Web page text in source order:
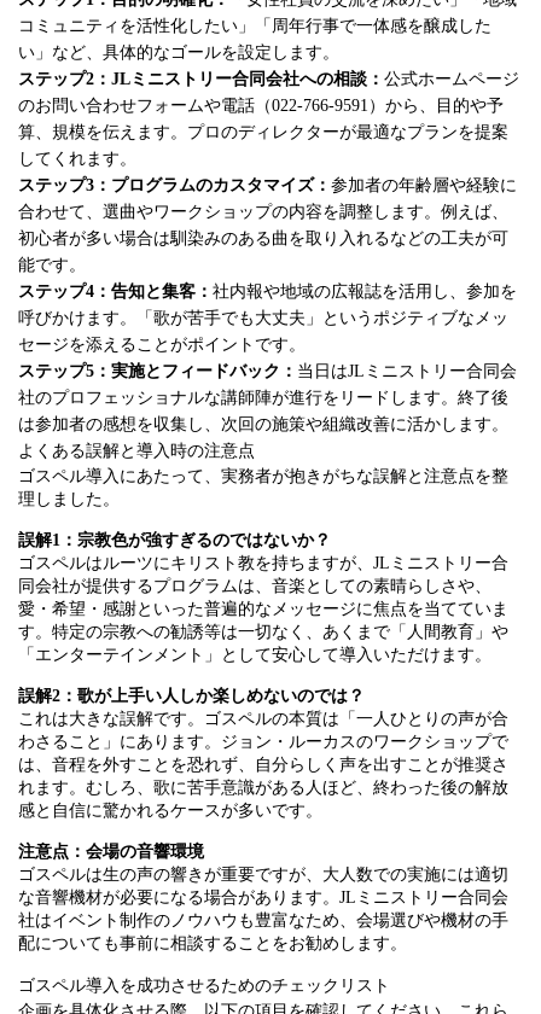
コミュニティを活性化したい」「周年行事で一体感を醸成した
い」など、具体的なゴールを設定します。
ステップ2：JLミニストリー合同会社への相談： 公式ホームページ
のお問い合わせフォームや電話（022-766-9591）から、目的や予
算、規模を伝えます。プロのディレクターが最適なプランを提案
してくれます。
ステップ3：プログラムのカスタマイズ： 参加者の年齢層や経験に
合わせて、選曲やワークショップの内容を調整します。例えば、
初心者が多い場合は馴染みのある曲を取り入れるなどの工夫が可
能です。
ステップ4：告知と集客： 社内報や地域の広報誌を活用し、参加を
呼びかけます。「歌が苦手でも大丈夫」というポジティブなメッ
セージを添えることがポイントです。
ステップ5：実施とフィードバック： 当日はJLミニストリー合同会
社のプロフェッショナルな講師陣が進行をリードします。終了後
は参加者の感想を収集し、次回の施策や組織改善に活かします。
よくある誤解と導入時の注意点
ゴスペル導入にあたって、実務者が抱きがちな誤解と注意点を整
理しました。
誤解1：宗教色が強すぎるのではないか？
ゴスペルはルーツにキリスト教を持ちますが、JLミニストリー合
同会社が提供するプログラムは、音楽としての素晴らしさや、
愛・希望・感謝といった普遍的なメッセージに焦点を当てていま
す。特定の宗教への勧誘等は一切なく、あくまで「人間教育」や
「エンターテインメント」として安心して導入いただけます。
誤解2：歌が上手い人しか楽しめないのでは？
これは大きな誤解です。ゴスペルの本質は「一人ひとりの声が合
わさること」にあります。ジョン・ルーカスのワークショップで
は、音程を外すことを恐れず、自分らしく声を出すことが推奨さ
れます。むしろ、歌に苦手意識がある人ほど、終わった後の解放
感と自信に驚かれるケースが多いです。
注意点：会場の音響環境
ゴスペルは生の声の響きが重要ですが、大人数での実施には適切
な音響機材が必要になる場合があります。JLミニストリー合同会
社はイベント制作のノウハウも豊富なため、会場選びや機材の手
配についても事前に相談することをお勧めします。
ゴスペル導入を成功させるためのチェックリスト